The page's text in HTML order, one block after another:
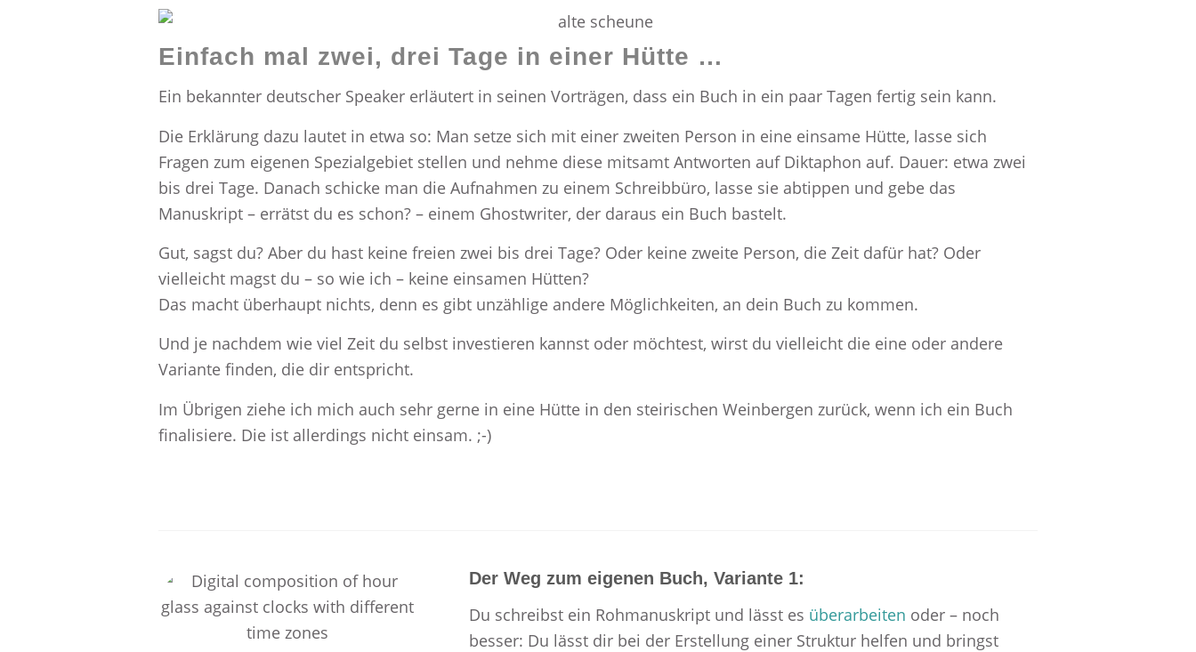
Einfach mal zwei, drei Tage in einer Hütte …
Ein bekannter deutscher Speaker erläutert in seinen Vorträgen, dass ein Buch in ein paar Tagen fertig sein kann.
Die Erklärung dazu lautet in etwa so: Man setze sich mit einer zweiten Person in eine einsame Hütte, lasse sich
Fragen zum eigenen Spezialgebiet stellen und nehme diese mitsamt Antworten auf Diktaphon auf. Dauer: etwa zwei
bis drei Tage. Danach schicke man die Aufnahmen zu einem Schreibbüro, lasse sie abtippen und gebe das
Manuskript – errätst du es schon? – einem Ghostwriter, der daraus ein Buch bastelt.
Gut, sagst du? Aber du hast keine freien zwei bis drei Tage? Oder keine zweite Person, die Zeit dafür hat? Oder
vielleicht magst du – so wie ich – keine einsamen Hütten?
Das macht überhaupt nichts, denn es gibt unzählige andere Möglichkeiten, an dein Buch zu kommen.
Und je nachdem wie viel Zeit du selbst investieren kannst oder möchtest, wirst du vielleicht die eine oder andere
Variante finden, die dir entspricht.
Im Übrigen ziehe ich mich auch sehr gerne in eine Hütte in den steirischen Weinbergen zurück, wenn ich ein Buch
finalisiere. Die ist allerdings nicht einsam. ;-)
Der Weg zum eigenen Buch, Variante 1:
Du schreibst ein Rohmanuskript und lässt es überarbeiten oder – noch
besser: Du lässt dir bei der Erstellung einer Struktur helfen und bringst